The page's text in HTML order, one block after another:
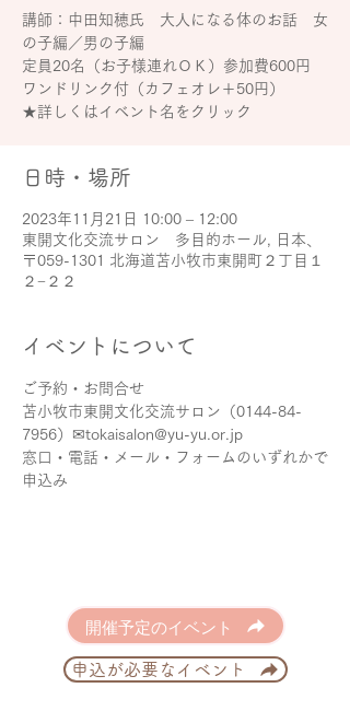
講師：中田知穂氏 大人になる体のお話 女
の子編／男の子編
定員20名（お子様連れＯＫ）参加費600円
ワンドリンク付（カフェオレ＋50円）
★詳しくはイベント名をクリック
日時・場所
2023年11月21日 10:00 – 12:00
東開文化交流サロン 多目的ホール, 日本、
〒059-1301 北海道苫小牧市東開町２丁目１
２−２２
イベントについて
ご予約・お問合せ
苫小牧市東開文化交流サロン（0144-84-
7956）✉tokaisalon@yu-yu.or.jp
窓口・電話・メール・フォームのいずれかで
申込み
開催予定のイベント
申込が必要なイベント